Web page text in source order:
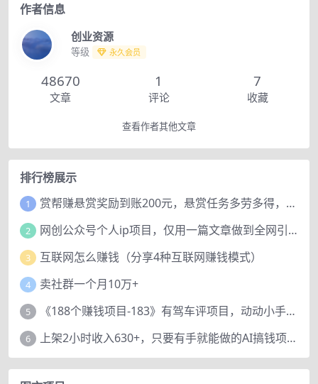
作者信息
创业资源
等级 永久会员
48670
文章
1
评论
7
收藏
查看作者其他文章
排行榜展示
1 赏帮赚悬赏奖励到账200元，悬赏任务多劳多得，人人可做。
2 网创公众号个人ip项目，仅用一篇文章做到全网引流！
3 互联网怎么赚钱（分享4种互联网赚钱模式）
4 卖社群一个月10万+
5 《188个赚钱项目-183》有驾车评项目，动动小手，复制粘贴赚44元！
6 上架2小时收入630+，只要有手就能做的AI搞钱项目，奶奶看完都能学会!